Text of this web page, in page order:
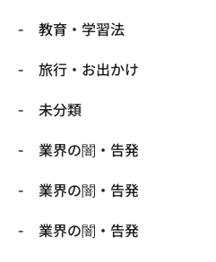
教育・学習法
旅行・お出かけ
未分類
業界の闇・告発
業界の闇・告発
業界の闇・告発